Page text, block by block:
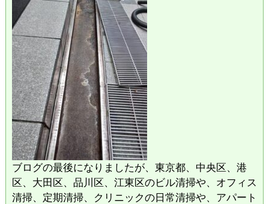
ブログの最後になりましたが、東京都、中央区、港
区、大田区、品川区、江東区のビル清掃や、オフィス
清掃、定期清掃、クリニックの日常清掃や、アパート